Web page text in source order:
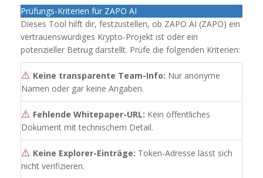
Prüfungs-Kriterien für ZAPO AI
Dieses Tool hilft dir, festzustellen, ob ZAPO AI (ZAPO) ein
vertrauenswürdiges Krypto-Projekt ist oder ein
potenzieller Betrug darstellt. Prüfe die folgenden Kriterien:
⚠️ Keine transparente Team-Info: Nur anonyme
Namen oder gar keine Angaben.
⚠️ Fehlende Whitepaper-URL: Kein öffentliches
Dokument mit technischem Detail.
⚠️ Keine Explorer-Einträge: Token-Adresse lässt sich
nicht verifizieren.